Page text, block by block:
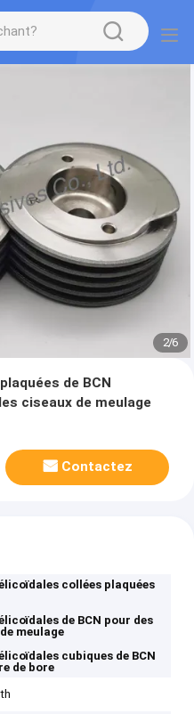
2/6
de BCN
ciseaux de meulage
Contactez
collées plaquées
de BCN pour des
meulage
cubiques de BCN
de bore